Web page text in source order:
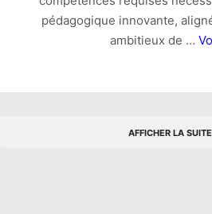
pédagogique innovante,
ambitieux de …
AFFICHER LA SUITE